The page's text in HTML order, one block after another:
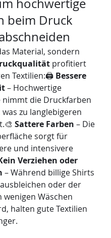
hochwertige
beim Druck
Material, sondern
profitiert
Textilien:🖨️ Bessere
– Hochwertige
nimmt die Druckfarben
zu langlebigeren
Sattere Farben – Die
sorgt für
und intensivere
Verziehen oder
– Während billige Shirts
oder der
wenigen Wäschen
halten gute Textilien